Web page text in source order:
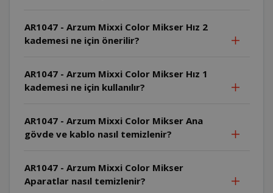
AR1047 - Arzum Mixxi Color Mikser Hız 2
kademesi ne için önerilir?
AR1047 - Arzum Mixxi Color Mikser Hız 1
kademesi ne için kullanılır?
AR1047 - Arzum Mixxi Color Mikser Ana
gövde ve kablo nasıl temizlenir?
AR1047 - Arzum Mixxi Color Mikser
Aparatlar nasıl temizlenir?